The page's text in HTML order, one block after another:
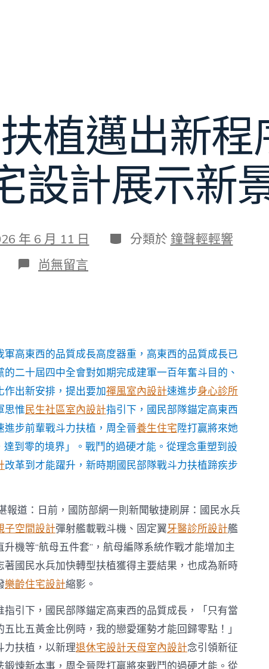
植邁出新程
設計展示新
年 6 月 11 日 分
類
分類於 鐘聲輕輕響
在
〈我
植
邁
出
新
程
序
JIUYI
俱
意
豪
宅
展
示
新
景
象〉
中
尚無留言
高東西的品質成長高度器重，高東西的品質成長已
二十屆四中全會對如期完成建軍一百年奮斗目的、
出新安排，提出要加禪風室內設計速進步身心診所
思惟民生社區室內設計指引下，國民部隊錨定高東西
步前輩戰斗力扶植，周全晉養生住宅陞打贏將來她
到零的境界」。戰鬥的過硬才能。從理念重塑到設
改革到才能躍升，新時期國民部隊戰斗力扶植蹄疾步
報道：日前，國防部網一則新聞敏捷刷屏：國民水兵
子空間設計彈射艦載戰斗機、固定翼牙醫診所設計艦
機等“航母五件套”，航母編隊系統作戰才能增加主
國民水兵加快轉型扶植獲得主要結果，也成為新時
樂齡住宅設計縮影。
引下，國民部隊錨定高東西的品質成長，「只有當
比五黃金比例時，我的戀愛運勢才能回歸零點！」
力扶植，以新理退休宅設計天母室內設計念引領新征